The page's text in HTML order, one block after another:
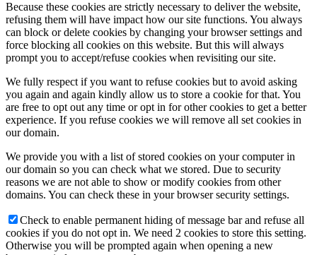
Because these cookies are strictly necessary to deliver the website,
refusing them will have impact how our site functions. You always
can block or delete cookies by changing your browser settings and
force blocking all cookies on this website. But this will always
prompt you to accept/refuse cookies when revisiting our site.
We fully respect if you want to refuse cookies but to avoid asking
you again and again kindly allow us to store a cookie for that. You
are free to opt out any time or opt in for other cookies to get a better
experience. If you refuse cookies we will remove all set cookies in
our domain.
We provide you with a list of stored cookies on your computer in
our domain so you can check what we stored. Due to security
reasons we are not able to show or modify cookies from other
domains. You can check these in your browser security settings.
Check to enable permanent hiding of message bar and refuse all
cookies if you do not opt in. We need 2 cookies to store this setting.
Otherwise you will be prompted again when opening a new